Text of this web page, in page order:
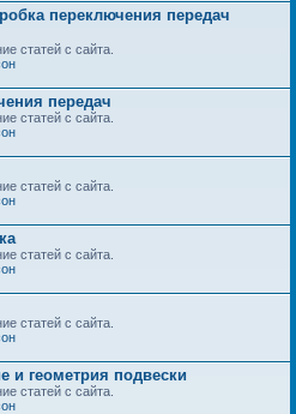
переключения передач
статей с сайта.
передач
статей с сайта.
статей с сайта.
статей с сайта.
статей с сайта.
и геометрия подвески
статей с сайта.